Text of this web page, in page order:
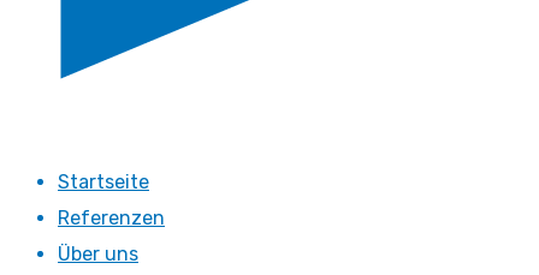
Startseite
Referenzen
Über uns